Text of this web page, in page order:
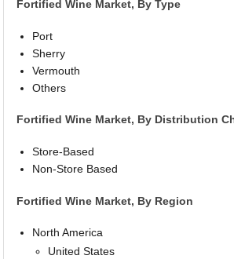
Fortified Wine Market, By Type
Port
Sherry
Vermouth
Others
Fortified Wine Market, By Distribution
Store-Based
Non-Store Based
Fortified Wine Market, By Region
North America
United States